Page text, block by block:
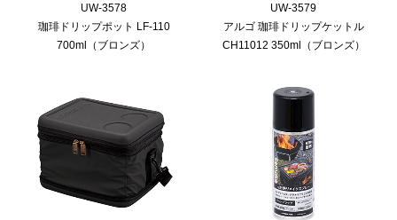
UW-3578
珈琲ドリップポット LF-110
700ml（ブロンズ）
UW-3579
アルゴ 珈琲ドリップケットル
CH11012 350ml（ブロンズ）